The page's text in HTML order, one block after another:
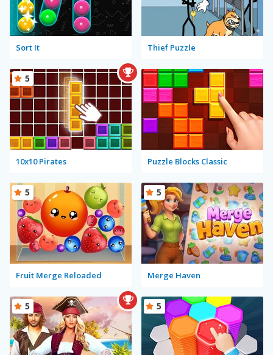
Sort It Thief Puzzle
10x10 Pirates
5
Puzzle Blocks Classic
Fruit Merge Reloaded
5
Merge Haven
5
5 5